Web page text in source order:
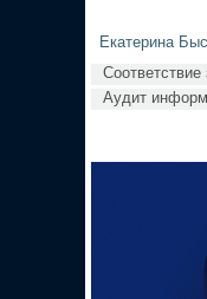
Екатерина
Аудит